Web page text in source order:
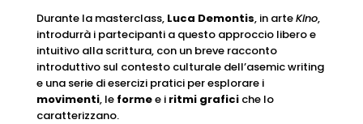
Durante la masterclass, Luca Demontis, in arteKino,
introdurrà i partecipanti a questo approccio libero e
intuitivo alla scrittura, con un breve racconto
introduttivo sul contesto culturale dell’asemic writing
e una serie di esercizi pratici per esplorare i
movimenti, le formee i ritmi graficiche lo
caratterizzano.